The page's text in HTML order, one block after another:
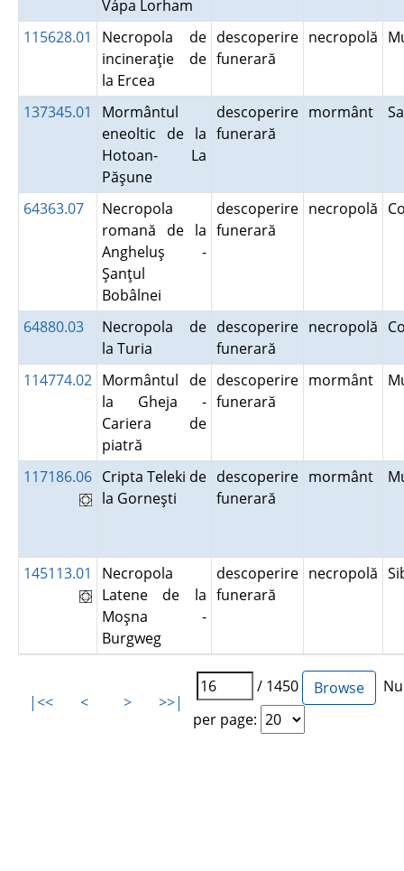
Vápa Lorham
115628.01
Necropola de
incineraţie de
la Ercea
descoperire
funerară
necropolă
137345.01
Mormântul
eneoltic de la
Hotoan- La
Păşune
descoperire
funerară
mormânt
64363.07
Necropola
romană de la
Angheluş -
Şanţul
Bobâlnei
descoperire
funerară
necropolă
64880.03
Necropola de
la Turia
descoperire
funerară
necropolă
114774.02 Mormântul de
la Gheja -
Cariera de
piatră
descoperire
funerară
mormânt
117186.06 Cripta Teleki de
la Gorneşti
descoperire
funerară
mormânt
145113.01
Necropola
Latene de la
Moşna -
Burgweg
descoperire
funerară
necropolă
|<< < > >>|
/ 1450
per page: